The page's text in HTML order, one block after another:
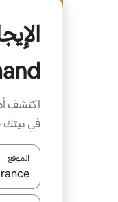
اكتشف
في بيتك
الموقع
عند